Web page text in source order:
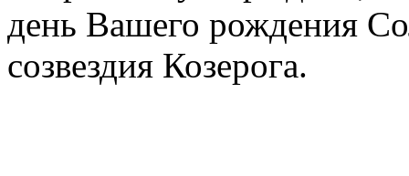
день Вашего рождения
созвездия Козерога.